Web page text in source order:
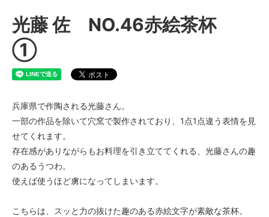
光藤 佐 NO.46赤絵茶杯
①
兵庫県で作陶される光藤さん。
一部の作品を除いて穴窯で製作されており、1点1点違う表情を見
せてくれます。
存在感がありながらもお料理を引き立ててくれる、光藤さんの趣
のあるうつわ。
使えば使うほど虜になってしまいます。
こちらは、スッと力の抜けた趣のある赤絵文字が素敵な茶杯。